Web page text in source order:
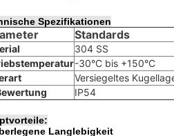
Spezifikationen
Standards
304 SS
-30°C bis +150°C
Versiegeltes
IP54
Langlebigkeit